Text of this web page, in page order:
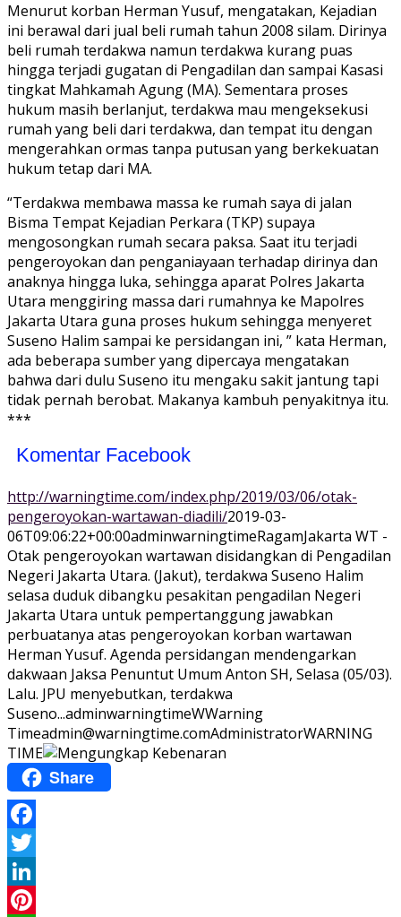
Menurut korban Herman Yusuf, mengatakan, Kejadian
ini berawal dari jual beli rumah tahun 2008 silam. Dirinya
beli rumah terdakwa namun terdakwa kurang puas
hingga terjadi gugatan di Pengadilan dan sampai Kasasi
tingkat Mahkamah Agung (MA). Sementara proses
hukum masih berlanjut, terdakwa mau mengeksekusi
rumah yang beli dari terdakwa, dan tempat itu dengan
mengerahkan ormas tanpa putusan yang berkekuatan
hukum tetap dari MA.
“Terdakwa membawa massa ke rumah saya di jalan
Bisma Tempat Kejadian Perkara (TKP) supaya
mengosongkan rumah secara paksa. Saat itu terjadi
pengeroyokan dan penganiayaan terhadap dirinya dan
anaknya hingga luka, sehingga aparat Polres Jakarta
Utara menggiring massa dari rumahnya ke Mapolres
Jakarta Utara guna proses hukum sehingga menyeret
Suseno Halim sampai ke persidangan ini, ” kata Herman,
ada beberapa sumber yang dipercaya mengatakan
bahwa dari dulu Suseno itu mengaku sakit jantung tapi
tidak pernah berobat. Makanya kambuh penyakitnya itu.
***
Komentar Facebook
http://warningtime.com/index.php/2019/03/06/otak-
pengeroyokan-wartawan-diadili/2019-03-
06T09:06:22+00:00adminwarningtimeRagamJakarta WT -
Otak pengeroyokan wartawan disidangkan di Pengadilan
Negeri Jakarta Utara. (Jakut), terdakwa Suseno Halim
selasa duduk dibangku pesakitan pengadilan Negeri
Jakarta Utara untuk pempertanggung jawabkan
perbuatanya atas pengeroyokan korban wartawan
Herman Yusuf. Agenda persidangan mendengarkan
dakwaan Jaksa Penuntut Umum Anton SH, Selasa (05/03).
Lalu. JPU menyebutkan, terdakwa
Suseno...adminwarningtimeWWarning
Timeadmin@warningtime.comAdministratorWARNING
TIME
Share
Facebook
Twitter
LinkedIn